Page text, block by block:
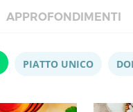
APPROFONDIMENTI
PIATTO UNICO